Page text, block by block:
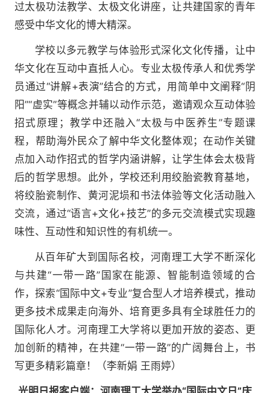
过太极功法教学、太极文化讲座，让共建国家的青年
感受中华文化的博大精深。
学校以多元教学与体验形式深化文化传播，让中
华文化在互动中直抵人心。专业太极传承人和优秀学
员通过“讲解+表演”结合的方式，用简单中文阐释“阴
阳”“虚实”等概念并辅以动作示范，邀请观众互动体验
招式原理；教学中还融入“太极与中医养生”专题课
程，帮助海外民众了解中华文化整体观；在动作关键
点加入动作招式的哲学内涵讲解，让学生体会太极背
后的哲学思想。此外，学校还利用绞胎瓷教育基地，
将绞胎瓷制作、黄河泥埙和书法体验等文化活动融入
交流，通过“语言+文化+技艺”的多元交流模式实现趣
味性、互动性和知识性的有机统一。
从百年矿大到国际名校，河南理工大学不断深化
与共建“一带一路”国家在能源、智能制造领域的合
作，探索“国际中文+专业”复合型人才培养模式，推动
更多技术成果走向海外、培育更多具有全球胜任力的
国际化人才。河南理工大学将以更加开放的姿态、更
加创新的精神，在共建“一带一路”的广阔舞台上，书
写更多精彩篇章！（李新娟 王雨婷）